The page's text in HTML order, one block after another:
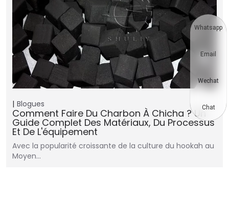
Blogues
Comment Faire Du Charbon À Chicha ? Un
Guide Complet Des Matériaux, Du Processus
Et De L'équipement
Avec la popularité croissante de la culture du hookah au
Moyen…
Whatsapp
Email
Wechat
Chat